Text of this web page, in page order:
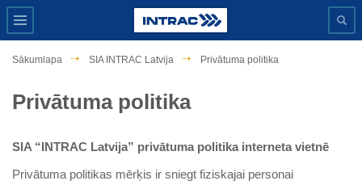
Sākumlapa SIA INTRAC Latvija Privātuma politika
Privātuma politika
SIA “INTRAC Latvija” privātuma politika interneta vietnē
Privātuma politikas mērķis ir sniegt fiziskajai personai